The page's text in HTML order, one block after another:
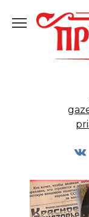
содержанию